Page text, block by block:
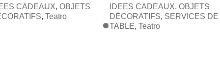
AU PANIER
CADEAUX, OBJETS
, Teatro
AJOUTER AU PANIER
IDEES CADEAUX,OBJETS
DÉCORATIFS, SERVICES DE
TABLE,Teatro